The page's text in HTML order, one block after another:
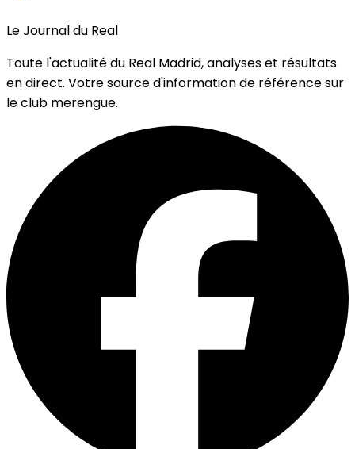
Le Journal du Real
Toute l'actualité du Real Madrid, analyses et résultats
en direct. Votre source d'information de référence sur
le club merengue.